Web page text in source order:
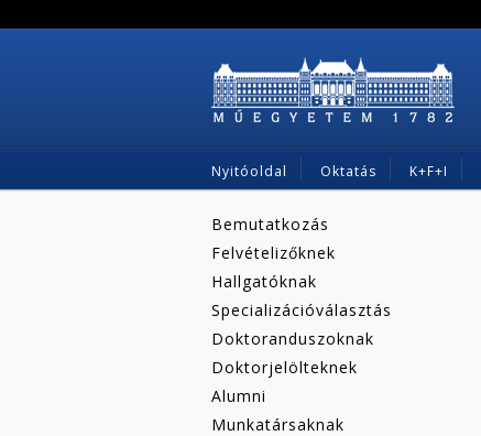
Nyitóoldal Oktatás K+F+I
Bemutatkozás
Felvételizőknek
Hallgatóknak
Specializációválasztás
Doktoranduszoknak
Doktorjelölteknek
Alumni
Munkatársaknak